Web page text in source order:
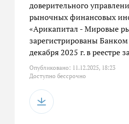
доверительного
рыночных финансовых
«Арикапитал - Мировые
зарегистрированы
декабря 2025 г. в реестре
Опубликовано: 11.12.2025, 18:23
Доступно бессрочно